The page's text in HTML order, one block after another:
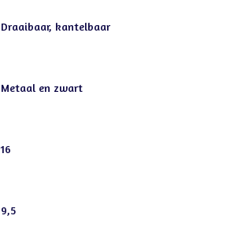
Draaibaar, kantelbaar
Metaal en zwart
16
9,5